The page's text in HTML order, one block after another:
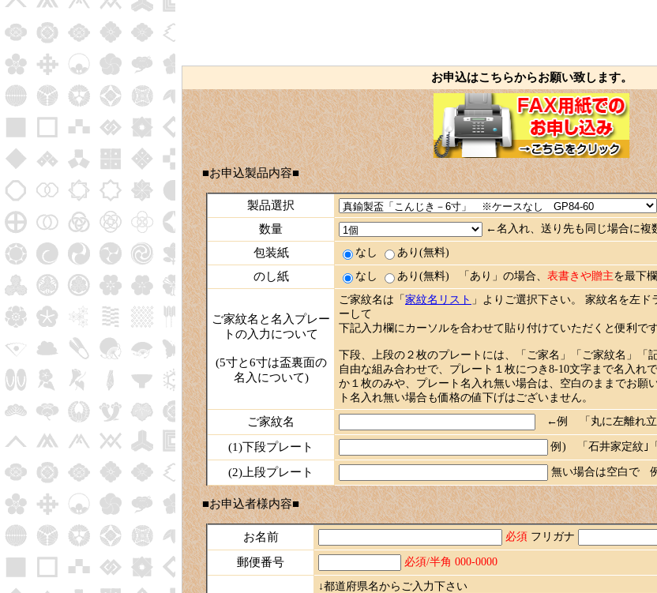
お申込はこちらからお願い致します。
■お申込製品内容■
製品選択
数量 ←名入れ、送り先も同じ場合に複
包装紙 なし あり(無料)
のし紙 なし あり(無料) 「あり」の場合、 表書きや贈主を最下
ご家紋名と名入プレー
トの入力について
(5寸と6寸は盃裏面の
名入について)
ご家紋名は「 家紋名リスト 」よりご選択下さい。 家紋名を左
ーして
下記入力欄にカーソルを合わせて貼り付けていただくと便利です
下段、上段の２枚のプレートには、「ご家名」「ご家紋名」「
自由な組み合わせで、プレート１枚につき 8-10文字まで名入れ
か１枚のみや、プレート名入れ無い場合は、空白のままでお願
ト名入れ無い場合も価格の値下げはございません。
ご家紋名 ←例 「丸に左離れ立
(1)下段プレート 例) 「石井家定紋｣
(2)上段プレート 無い場合は空白で
■お申込者様内容■
お名前 必須 フリガナ
郵便番号 必須/半角 000-0000
↓都道府県名からご入力下さい